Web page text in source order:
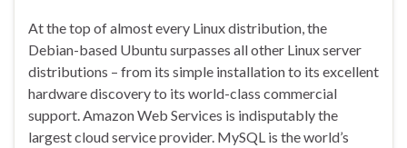
At the top of almost every Linux distribution, the
Debian-based Ubuntu surpasses all other Linux server
distributions – from its simple installation to its excellent
hardware discovery to its world-class commercial
support. Amazon Web Services is indisputably the
largest cloud service provider. MySQL is the world’s